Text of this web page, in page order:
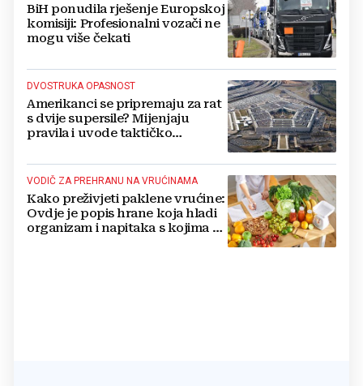
BiH ponudila rješenje Europskoj
komisiji: Profesionalni vozači ne
mogu više čekati
DVOSTRUKA OPASNOST
Amerikanci se pripremaju za rat
s dvije supersile? Mijenjaju
pravila i uvode taktičko
VODIČ ZA PREHRANU NA VRUĆINAMA
Kako preživjeti paklene vrućine:
Ovdje je popis hrane koja hladi
organizam i napitaka s kojima si